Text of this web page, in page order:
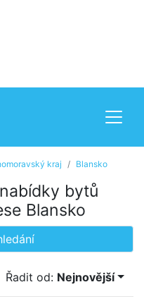
kraj Blansko
nabídky bytů
Blansko
Řadit od: Nejnovější